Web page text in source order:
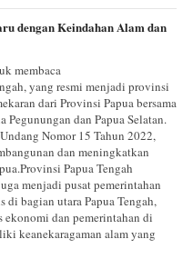
dengan Keindahan Alam dan
membaca
yang resmi menjadi provinsi
dari Provinsi Papua bersama
dan Papua Selatan.
Nomor 15 Tahun 2022,
dan meningkatkan
Papua Tengah
menjadi pusat pemerintahan
di bagian utara Papua Tengah,
ekonomi dan pemerintahan di
keanekaragaman alam yang